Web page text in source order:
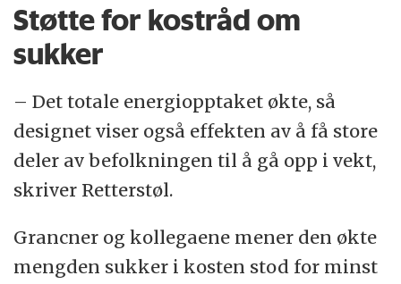
Støtte for kostråd om
sukker
– Det totale energiopptaket økte, så
designet viser også effekten av å få store
deler av befolkningen til å gå opp i vekt,
skriver Retterstøl.
Grancner og kollegaene mener den økte
mengden sukker i kosten stod for minst